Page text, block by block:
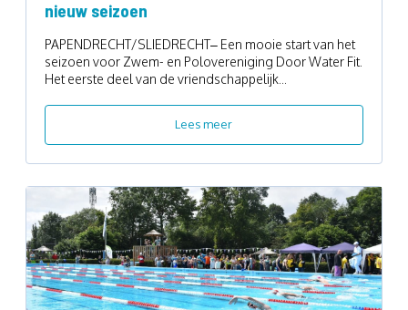
nieuw seizoen
PAPENDRECHT/SLIEDRECHT– Een mooie start van het
seizoen voor Zwem- en Polovereniging Door Water Fit.
Het eerste deel van de vriendschappelijk...
Lees meer